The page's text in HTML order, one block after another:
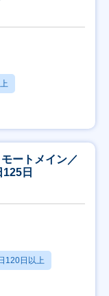
ートメイン／
日
120日以上